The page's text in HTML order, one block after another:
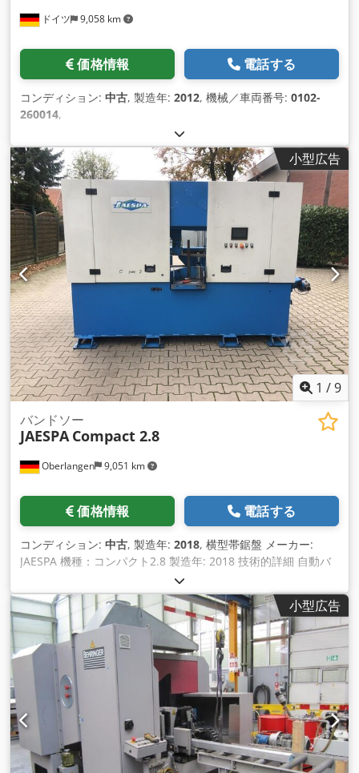
ドイツ 9,058 km
価格情報 電話する
コンディション: 中古, 製造年: 2012, 機械／車両番号: 0102-
260014,
小型広告
1 /9
Oberlangen 9,051 km
バンドソー
JAESPA Compact 2.8
価格情報 電話する
コンディション: 中古, 製造年: 2018, 横型帯鋸盤 メーカー:
JAESPA 機種：コンパクト2.8 製造年: 2018 技術的詳細 自動バ
ンドソー - 横型 切断直径 280 mm 鋸刃の長さ 5080 x 34 x 1.1
mm 切断面積 フラット 330 x 280 mm 切断幅 330 mm NC制
御 送り 460 mm 切断長さ 9999.9 mm 速度 15 - 120 m/min 機
械重量 約2.3トン 寸法 約3250 x 1580 x 2050 mm 産業用ヘビ
ーデューティ仕様のコラムデザイン o PLC WAGOおよび7イン
チカラータッチスクリーンによる直感的なNC制御。 周波数制
御、無段階可変ベルトドライブ サーボモーターとボールネジに
よる高感度な送り動作が可能なソーアーム ボールねじ
Chsdpfx Afjudb Sfenja 両コラムにバックラッシュのないリニ
アガイド 鋸刃の前後にロングストロークシリンダーを装備した
油圧式材料クランプ ソーバンド クランピングバイスとリフテ
ィングジョーは両開きで、クランプ圧は無段階に調整可能 クラ
小型広告